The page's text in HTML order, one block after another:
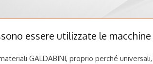
essere utilizzate le
GALDABINI, proprio perché